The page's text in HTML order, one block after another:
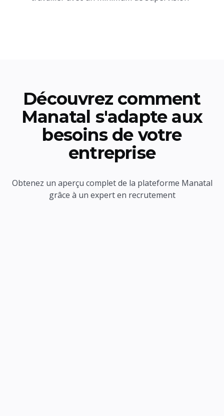
Découvrez comment
Manatal s'adapte aux
besoins de votre
entreprise
Obtenez un aperçu complet de la plateforme Manatal
grâce à un expert en recrutement